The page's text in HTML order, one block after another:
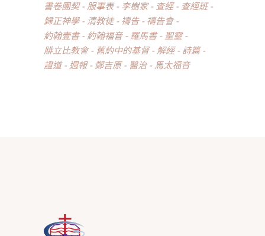
書卷團契
服事表 李樹家 查經
查經班
歸正神學
清教徒 禱告
禱告會
約翰壹書
約翰福音 羅馬書
聖靈
腓立比教會
舊約中的基督 解經
詩篇
證道
週報 鄭吉原 醫治 馬太福音